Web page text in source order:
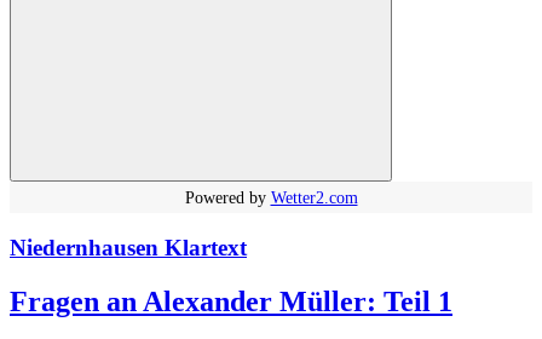
Suchen
Powered by Wetter2.com
Niedernhausen Klartext
Fragen an Alexander Müller: Teil 1